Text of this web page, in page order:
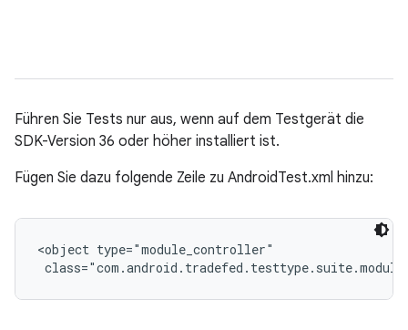
Führen Sie Tests nur aus, wenn auf dem Testgerät die
SDK-Version 36 oder höher installiert ist.
Fügen Sie dazu folgende Zeile zu AndroidTest.xml hinzu:
<object type="module_controller"